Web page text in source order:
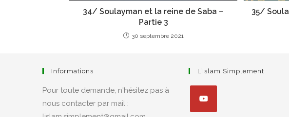
34/ Soulayman et la reine de Saba –
Partie 3
30 septembre 2021
35/
Informations
Pour toute demande, n'hésitez pas à
nous contacter par mail :
L’Islam Simplement